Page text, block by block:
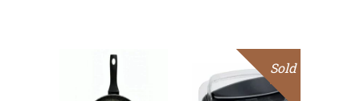
SELECT
Sale
Sold